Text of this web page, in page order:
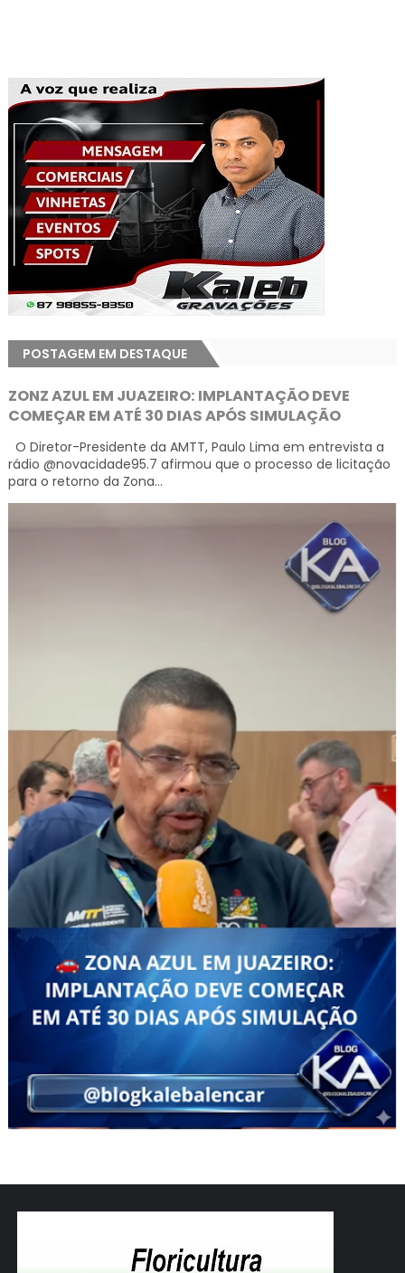
POSTAGEM EM DESTAQUE
ZONZ AZUL EM JUAZEIRO: IMPLANTAÇÃO DEVE
COMEÇAR EM ATÉ 30 DIAS APÓS SIMULAÇÃO
O Diretor-Presidente da AMTT, Paulo Lima em entrevista a
rádio @novacidade95.7 afirmou que o processo de licitação
para o retorno da Zona...